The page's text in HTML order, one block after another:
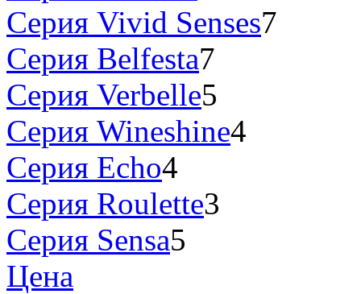
Серия Vivid Senses7
Серия Belfesta7
Серия Verbelle5
Серия Wineshine4
Серия Echo4
Серия Roulette3
Серия Sensa5
Цена